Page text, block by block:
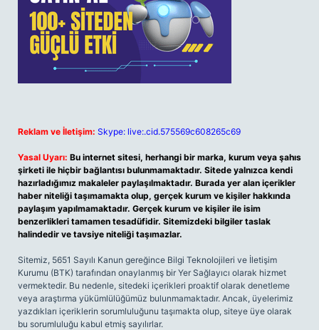
Reklam ve İletişim: Skype: live:.cid.575569c608265c69
Yasal Uyarı: Bu internet sitesi, herhangi bir marka, kurum veya şahıs
şirketi ile hiçbir bağlantısı bulunmamaktadır. Sitede yalnızca kendi
hazırladığımız makaleler paylaşılmaktadır. Burada yer alan içerikler
haber niteliği taşımamakta olup, gerçek kurum ve kişiler hakkında
paylaşım yapılmamaktadır. Gerçek kurum ve kişiler ile isim
benzerlikleri tamamen tesadüfidir. Sitemizdeki bilgiler taslak
halindedir ve tavsiye niteliği taşımazlar.
Sitemiz, 5651 Sayılı Kanun gereğince Bilgi Teknolojileri ve İletişim
Kurumu (BTK) tarafından onaylanmış bir Yer Sağlayıcı olarak hizmet
vermektedir. Bu nedenle, sitedeki içerikleri proaktif olarak denetleme
veya araştırma yükümlülüğümüz bulunmamaktadır. Ancak, üyelerimiz
yazdıkları içeriklerin sorumluluğunu taşımakta olup, siteye üye olarak
bu sorumluluğu kabul etmiş sayılırlar.